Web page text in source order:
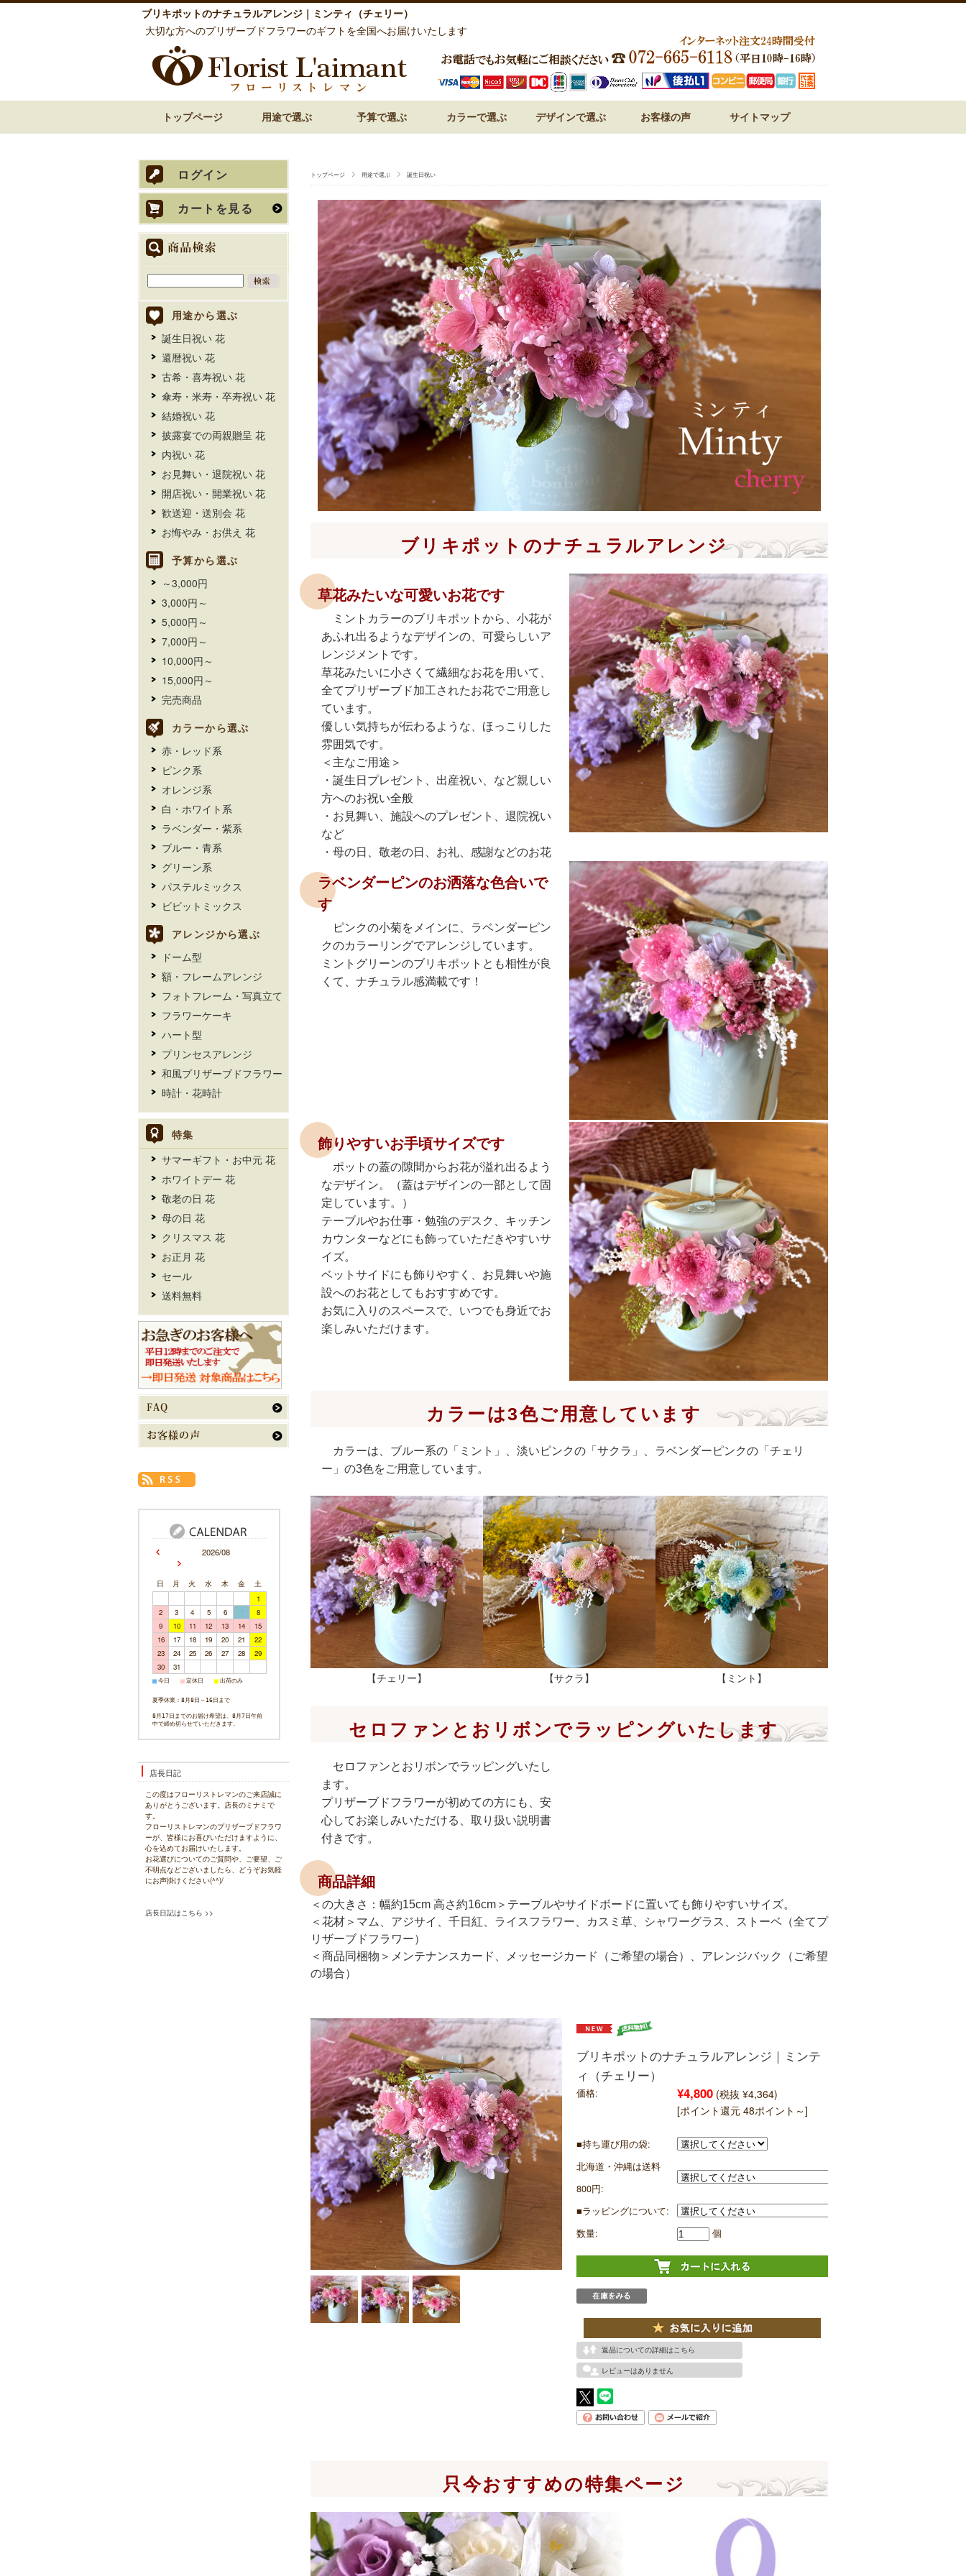
ブリキポットのナチュラルアレンジ｜ミンティ（チェリー）
大切な方へのプリザーブドフラワーのギフトを全国へお届けいたします
トップページ 用途で選ぶ 予算で選ぶ カラーで選ぶ デザインで選ぶ お客様の声 サイトマップ
トップページ 用途で選ぶ 誕生日祝い
ブリキポットのナチュラルアレンジ
草花みたいな可愛いお花です
ミントカラーのブリキポットから、小花が
あふれ出るようなデザインの、可愛らしいア
レンジメントです。
草花みたいに小さくて繊細なお花を用いて、
全てプリザーブド加工されたお花でご用意し
ています。
優しい気持ちが伝わるような、ほっこりした
雰囲気です。
＜主なご用途＞
・誕生日プレゼント、出産祝い、など親しい
方へのお祝い全般
・お見舞い、施設へのプレゼント、退院祝い
など
・母の日、敬老の日、お礼、感謝などのお花
ラベンダーピンのお洒落な色合いで
す
ピンクの小菊をメインに、ラベンダーピン
クのカラーリングでアレンジしています。
ミントグリーンのブリキポットとも相性が良
くて、ナチュラル感満載です！
飾りやすいお手頃サイズです
ポットの蓋の隙間からお花が溢れ出るよう
なデザイン。（蓋はデザインの一部として固
定しています。）
テーブルやお仕事・勉強のデスク、キッチン
カウンターなどにも飾っていただきやすいサ
イズ。
ベットサイドにも飾りやすく、お見舞いや施
設へのお花としてもおすすめです。
お気に入りのスペースで、いつでも身近でお
楽しみいただけます。
カラーは3色ご用意しています
カラーは、ブルー系の「ミント」、淡いピンクの「サクラ」、ラベンダーピンクの「チェリ
ー」の3色をご用意しています。
【チェリー】 【サクラ】 【ミント】
セロファンとおリボンでラッピングいたします
セロファンとおリボンでラッピングいたし
ます。
プリザーブドフラワーが初めての方にも、安
心してお楽しみいただける、取り扱い説明書
付きです。
商品詳細
＜の大きさ：幅約15cm 高さ約16cm＞テーブルやサイドボードに置いても飾りやすいサイズ。
＜花材＞マム、アジサイ、千日紅、ライスフラワー、カスミ草、シャワーグラス、ストーベ（全てプ
リザーブドフラワー）
＜商品同梱物＞メンテナンスカード、メッセージカード（ご希望の場合）、アレンジバック（ご希望
の場合）
ブリキポットのナチュラルアレンジ｜ミンテ
ィ（チェリー）
価格: ¥4,800 (税抜 ¥4,364)
[ポイント還元 48ポイント～]
■持ち運び用の袋:
北海道・沖縄は送料
800円:
■ラッピングについて:
数量:
個
返品についての詳細はこちら
レビューはありません
只今おすすめの特集ページ
ログイン
カートを見る
用途から選ぶ
誕生日祝い 花
還暦祝い 花
古希・喜寿祝い 花
傘寿・米寿・卒寿祝い 花
結婚祝い 花
披露宴での両親贈呈 花
内祝い 花
お見舞い・退院祝い 花
開店祝い・開業祝い 花
歓送迎・送別会 花
お悔やみ・お供え 花
予算から選ぶ
～3,000円
3,000円～
5,000円～
7,000円～
10,000円～
15,000円～
完売商品
カラーから選ぶ
赤・レッド系
ピンク系
オレンジ系
白・ホワイト系
ラベンダー・紫系
ブルー・青系
グリーン系
パステルミックス
ビビットミックス
アレンジから選ぶ
ドーム型
額・フレームアレンジ
フォトフレーム・写真立て
フラワーケーキ
ハート型
プリンセスアレンジ
和風プリザーブドフラワー
時計・花時計
特集
サマーギフト・お中元 花
ホワイトデー 花
敬老の日 花
母の日 花
クリスマス 花
お正月 花
セール
送料無料
2026/08
日 月 火 水 木 金
土
1
2
3 4 5 6 7
8
9
10 11 12 13 14
15
16
17 18 19 20 21
22
23
24 25 26 27 28
29
30
31
■ 今日 ■ 定休日 ■ 出荷のみ
夏季休業：8月8日～16日まで
8月17日までのお届け希望は、8月7日午前
中で締め切らせていただきます。
店長日記
この度はフローリストレマンのご来店誠に
ありがとうございます。店長のミナミで
す。
フローリストレマンのプリザーブドフラワ
ーが、皆様にお喜びいただけますように、
心を込めてお届けいたします。
お花選びについてのご質問や、ご要望、ご
不明点などございましたら、どうぞお気軽
にお声掛けください(^^)/
店長日記はこちら >>